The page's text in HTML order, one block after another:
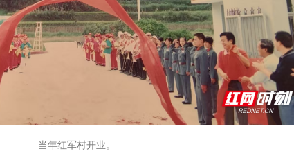
当年红军村开业。